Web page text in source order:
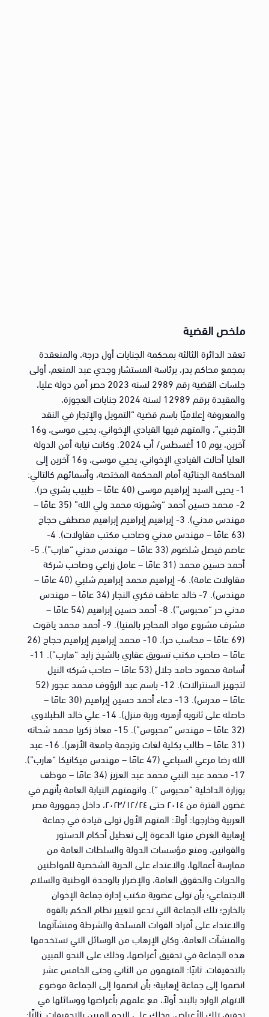
ملخص القضية
تعقد الدائرة الثالثة بمحكمة الجنايات أول درجة، والمنعقدة
بمجمع محاكم بدر، برئاسة المستشار وجدي عبد المنعم، أولى
جلسات القضية رقم 2989 لسنه 2023 حصر أمن دولة عليا،
والمقيدة برقم 12989 لسنة 2024 جنايات العجوزة،
والمعروفة إعلاميًا باسم قضية “التمويل والإتجار في النقد
الأجنبي”، والمتهم فيها القيادي الإخواني، يحيى موسى، و16
آخرين، يوم 10 أغسطس/ أب 2024. وكانت نيابة أمن الدولة
العليا أحالت القيادي الإخواني، يحيي موسى، و16 آخرين إلى
المحاكمة الجنائية أمام المحكمة المختصة، وأسمائهم كالتالي:
1- يحيى السيد إبراهيم موسى (40 عامًا – طبيب بشري حر).
2- محمد حسين أحمد “وشهرته محمد ولي الله” (35 عامًا –
مهندس مدني). 3- إبراهيم إبراهيم إبراهيم مصطفى حجاج
(63 عامًا – مهندس مدني وصاحب مكتب مقاولات). 4-
عاصم فيصل شلضوم (33 عامًا – مهندس مدني “هارب”). 5-
أحمد حسين محمد (31 عامًا – عامل زراعي وصاحب شركة
مقاولات عامة). 6- إبراهيم محمد إبراهيم شلبي (40 عامًا –
مهندس). 7- خالد عاطف فكري النجار (34 عامًا – مهندس
مدني حر “محبوس”). 8- أحمد حسين إبراهيم (54 عامًا –
مشرف مشروع مواد المحاجر بالمنيا). 9- أحمد محمد ياقوت
(69 عامًا – محاسب حر). 10- محمد إبراهيم إبراهيم حجاج (26
عامًا – صاحب مكتب تسويق عقاري بالشيخ زايد “هارب”). 11-
أسامة محمود حامد جلال (53 عامًا – صاحب شركه النيل
لتجهيز السنترالات). 12- باسم عبد الرؤوف محمد عجور (52
عامًا – مدرس). 13- دعاء أحمد حسين إبراهيم (30 عامًا –
حاصله على ثانويه أزهريه وربة منزل). 14- علي خالد الطبلاوي
(32 عامًا – مهندس “محبوس”). 15- معاذ زكريا محمد شحاته
(31 عامًا – طالب بكلية لغات وترجمة جامعة الأزهر). 16- عبد
الله رضا مرعي السباعي (47 عامًا – مهندس ميكانيكا “هارب”).
17- محمد عبد النبي محمد عبد العزيز (34 عامًا – موظف
بوزارة الداخلية “محبوس “). واتهمتهم النيابة العامة بأنهم في
غضون الفترة من ۲۰۱٤ حتى ٢٠٢٣/١٢/٢٤، داخل جمهورية مصر
العربية وخارجها: أولاً: المتهم الأول تولى قيادة في جماعة
إرهابية الغرض منها الدعوة إلى تعطيل أحكام الدستور
والقوانين، ومنع مؤسسات الدولة والسلطات العامة من
ممارسة أعمالها، والاعتداء على الحرية الشخصية للمواطنين
والحريات والحقوق العامة، والإضرار بالوحدة الوطنية والسلام
الاجتماعي؛ بأن تولى عضوية مكتب إدارة جماعة الإخوان
بالخارج؛ تلك الجماعة التي تدعو لتغيير نظام الحكم بالقوة
والاعتداء على أفراد القوات المسلحة والشرطة ومنشآتهما
والمنشآت العامة، وكان الإرهاب من الوسائل التي تستخدمها
هذه الجماعة في تحقيق أغراضها، وذلك على النحو المبين
بالتحقيقات. ثانيًا: المتهمون من الثاني وحتى الخامس عشر
انضموا إلى جماعة إرهابية؛ بأن انضموا إلى الجماعة موضوع
الاتهام الوارد بالبند أولاً، مع علمهم بأغراضها ووسائلها في